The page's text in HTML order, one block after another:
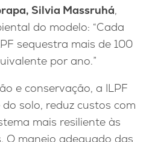
Silvia Massruhá,
do modelo: “Cada
sequestra mais de 100
por ano.”
e conservação, a ILPF
solo, reduz custos com
mais resiliente às
O manejo adequado das